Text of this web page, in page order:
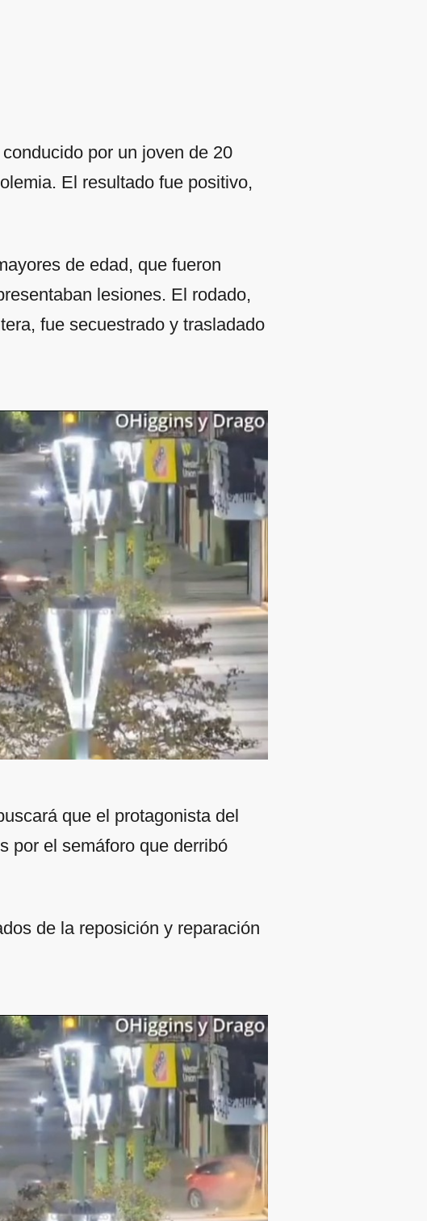
por un joven de 20
El resultado fue positivo,
de edad, que fueron
lesiones. El rodado,
fue secuestrado y trasladado
que el protagonista del
por el semáforo que derribó
de la reposición y reparación